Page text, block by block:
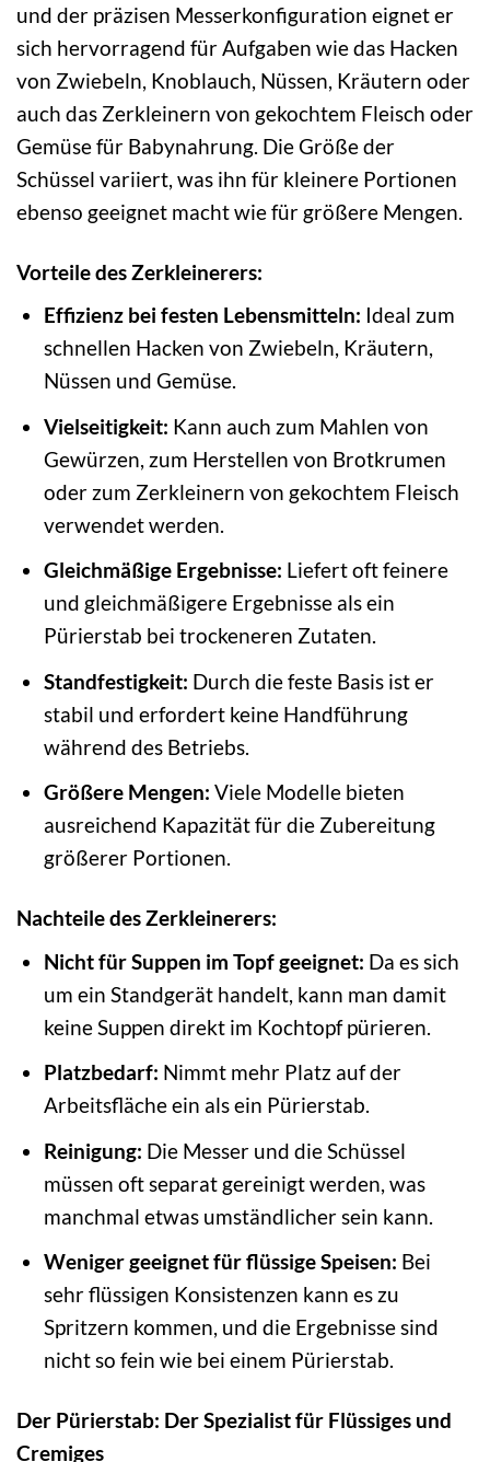
und der präzisen Messerkonfiguration eignet er
sich hervorragend für Aufgaben wie das Hacken
von Zwiebeln, Knoblauch, Nüssen, Kräutern oder
auch das Zerkleinern von gekochtem Fleisch oder
Gemüse für Babynahrung. Die Größe der
Schüssel variiert, was ihn für kleinere Portionen
ebenso geeignet macht wie für größere Mengen.
Vorteile des Zerkleinerers:
Effizienz bei festen Lebensmitteln: Ideal zum
schnellen Hacken von Zwiebeln, Kräutern,
Nüssen und Gemüse.
Vielseitigkeit: Kann auch zum Mahlen von
Gewürzen, zum Herstellen von Brotkrumen
oder zum Zerkleinern von gekochtem Fleisch
verwendet werden.
Gleichmäßige Ergebnisse: Liefert oft feinere
und gleichmäßigere Ergebnisse als ein
Pürierstab bei trockeneren Zutaten.
Standfestigkeit: Durch die feste Basis ist er
stabil und erfordert keine Handführung
während des Betriebs.
Größere Mengen: Viele Modelle bieten
ausreichend Kapazität für die Zubereitung
größerer Portionen.
Nachteile des Zerkleinerers:
Nicht für Suppen im Topf geeignet: Da es sich
um ein Standgerät handelt, kann man damit
keine Suppen direkt im Kochtopf pürieren.
Platzbedarf: Nimmt mehr Platz auf der
Arbeitsfläche ein als ein Pürierstab.
Reinigung: Die Messer und die Schüssel
müssen oft separat gereinigt werden, was
manchmal etwas umständlicher sein kann.
Weniger geeignet für flüssige Speisen: Bei
sehr flüssigen Konsistenzen kann es zu
Spritzern kommen, und die Ergebnisse sind
nicht so fein wie bei einem Pürierstab.
Der Pürierstab: Der Spezialist für Flüssiges und
Cremiges